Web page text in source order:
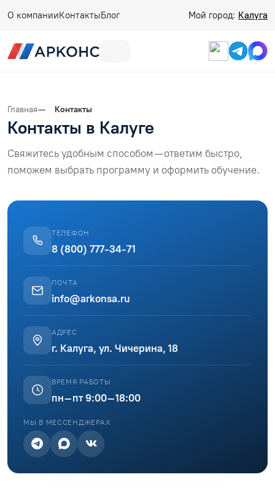
О компанииКонтактыБлог Мой город: Калуга
Главная Контакты
Контакты в Калуге
Свяжитесь удобным способом — ответим быстро,
поможем выбрать программу и оформить обучение.
ТЕЛЕФОН
8 (800) 777-34-71
ПОЧТА
info@arkonsa.ru
АДРЕС
г. Калуга, ул. Чичерина, 18
ВРЕМЯ РАБОТЫ
пн–пт 9:00–18:00
МЫ В МЕССЕНДЖЕРАХ